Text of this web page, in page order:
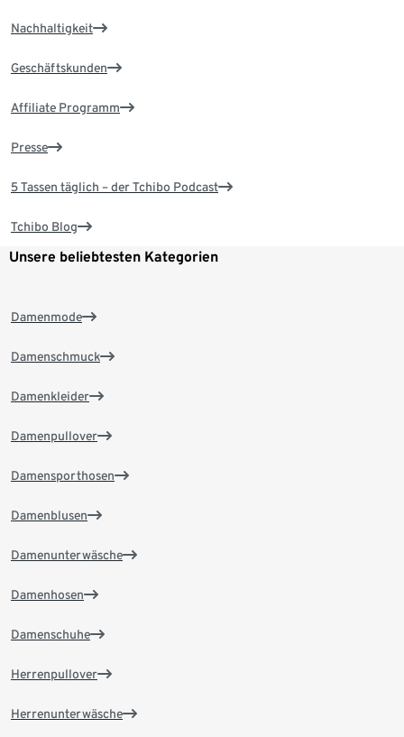
Nachhaltigkeit
Geschäftskunden
Affiliate Programm
Presse
5 Tassen täglich – der Tchibo Podcast
Tchibo Blog
Unsere beliebtesten Kategorien
Damenmode
Damenschmuck
Damenkleider
Damenpullover
Damensporthosen
Damenblusen
Damenunterwäsche
Damenhosen
Damenschuhe
Herrenpullover
Herrenunterwäsche